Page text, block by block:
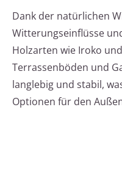
Dank der natürlichen
Witterungseinflüsse
Holzarten wie Iroko
Terrassenböden und
langlebig und stabil,
Optionen für den